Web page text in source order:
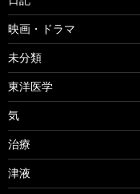
映画・ドラマ
未分類
東洋医学
気
治療
津液